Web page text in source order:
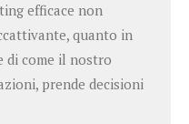
efficace non
quanto in
di come il nostro
prende decisioni